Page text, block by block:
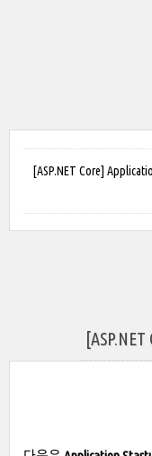
[ASP.NET Core]